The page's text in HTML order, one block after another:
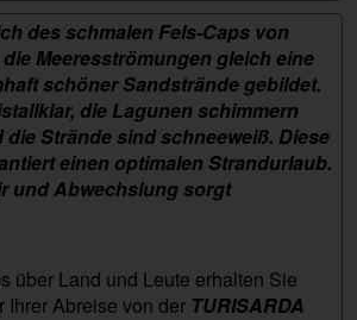
des schmalen Fels-Caps von
Meeresströmungen gleich eine
schöner Sandstrände gebildet.
die Lagunen schimmern
Strände sind schneeweiß. Diese
einen optimalen Strandurlaub.
und Abwechslung sorgt
über Land und Leute erhalten Sie
Ihrer Abreise von der TURISARDA